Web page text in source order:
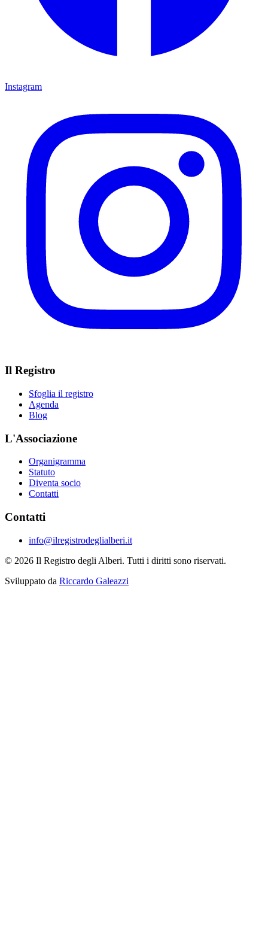
Instagram
Il Registro
Sfoglia il registro
Agenda
Blog
L'Associazione
Organigramma
Statuto
Diventa socio
Contatti
Contatti
info@ilregistrodeglialberi.it
© 2026 Il Registro degli Alberi. Tutti i diritti sono riservati.
Sviluppato da Riccardo Galeazzi